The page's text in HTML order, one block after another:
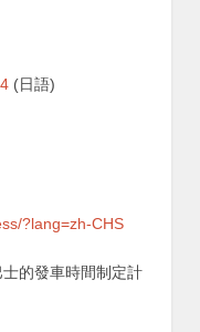
(日語)
?lang=zh-CHS
的發車時間制定計